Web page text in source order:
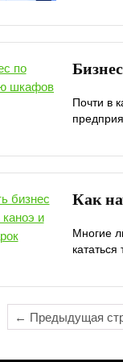
Почти в
Как
Многие
← Предыдущая